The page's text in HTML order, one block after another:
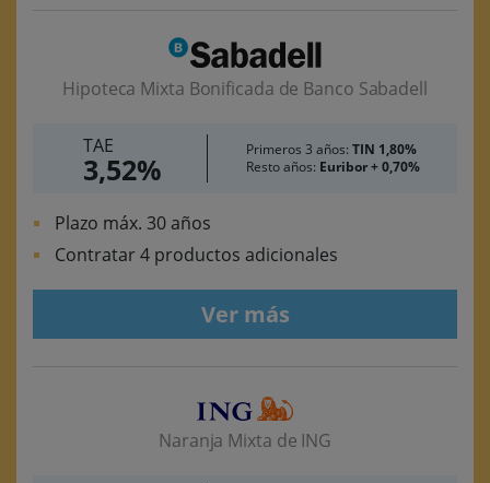
Hipoteca Mixta Bonificada de Banco Sabadell
TAE
3,52%
Primeros 3 años: TIN 1,80%
Resto años: Euribor + 0,70%
Plazo máx. 30 años
Contratar 4 productos adicionales
Ver más
Naranja Mixta de ING